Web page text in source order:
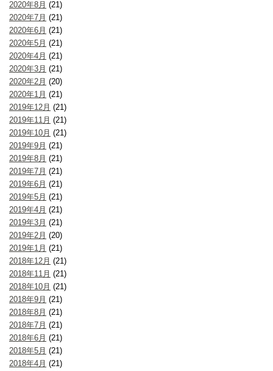
2020年8月 (21)
2020年7月 (21)
2020年6月 (21)
2020年5月 (21)
2020年4月 (21)
2020年3月 (21)
2020年2月 (20)
2020年1月 (21)
2019年12月 (21)
2019年11月 (21)
2019年10月 (21)
2019年9月 (21)
2019年8月 (21)
2019年7月 (21)
2019年6月 (21)
2019年5月 (21)
2019年4月 (21)
2019年3月 (21)
2019年2月 (20)
2019年1月 (21)
2018年12月 (21)
2018年11月 (21)
2018年10月 (21)
2018年9月 (21)
2018年8月 (21)
2018年7月 (21)
2018年6月 (21)
2018年5月 (21)
2018年4月 (21)